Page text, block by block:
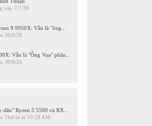
vào 7/7/26
9 9950X: Vẫn là "ông...
30/6/26
Vẫn là "Ông Vua" phân...
30/6/26
dân" Ryzen 5 5500 và RX...
Thứ tư at 10:28 AM